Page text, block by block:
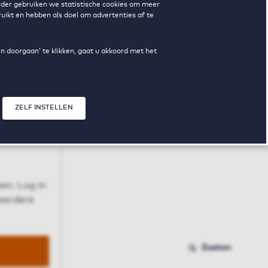
gebruiken we statistische cookies om meer
en hebben als doel om advertenties af te
doorgaan’ te klikken, gaat u akkoord met het
ZELF INSTELLEN
Log in
Zoeken